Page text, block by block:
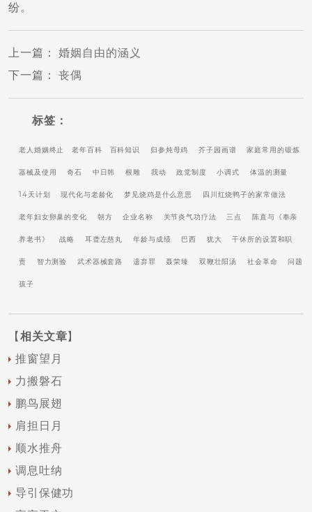
纷。
上一篇 ：婚姻自由的涵义
下一篇 ：丧偶
标签：
老人婚姻终止 老年百科 百科知识 归参炖母鸡 芥子园画谱 家庭常用的锻炼
器械及使用 奇石 中日韩 根雕 我动 政党制度 小调式 体温的测量
14天计划 现代化与老龄化 梦见烧鸡是什么意思 四川红烧鸭子的家常做法
老年妇女卵巢的变化 朝方 企业名称 关节炎气功疗法 三点 陈直与《奉亲
养老书》 战略 耳聋左慈丸 年龄与成绩 巴西 犹大 干休所的设置和职
责 智力测验 武术器械套路 遗弃罪 聂荣臻 双鞭壮阳汤 社会革命 问题
孩子
【相关文章】
推窗望月
力搬磐石
鹏鸟展翅
肩担日月
顺水推舟
调息吐纳
导引保健功